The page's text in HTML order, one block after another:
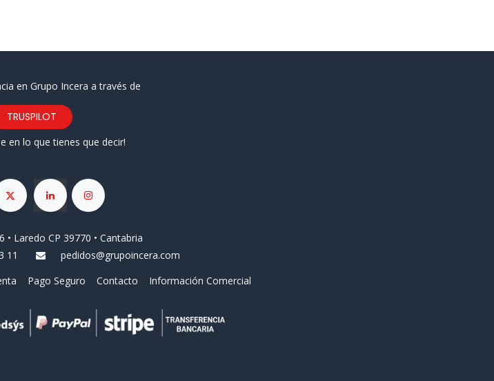
en Grupo Incera a través de
TRUSPILOT
en lo que tienes que decir!
• Laredo CP 39770 • Cantabria
11
pedidos@grupoincera.com
Pago Seguro Contacto Información Comercial